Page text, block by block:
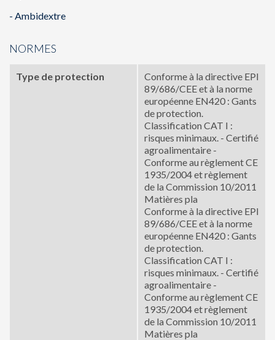
- Ambidextre
NORMES
Type de protection
Conforme à la directive EPI
89/686/CEE et à la norme
européenne EN420 : Gants
de protection.
Classification CAT I :
risques minimaux. - Certifié
agroalimentaire -
Conforme au règlement CE
1935/2004 et règlement
de la Commission 10/2011
Matières pla
Conforme à la directive EPI
89/686/CEE et à la norme
européenne EN420 : Gants
de protection.
Classification CAT I :
risques minimaux. - Certifié
agroalimentaire -
Conforme au règlement CE
1935/2004 et règlement
de la Commission 10/2011
Matières pla